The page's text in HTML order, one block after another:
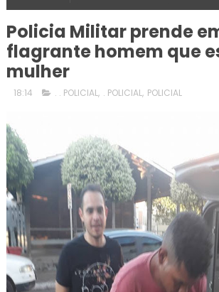
Policia Militar prende
flagrante homem que
mulher
18:14 . . POLICIAL, . POLICIAL, POLICIAL